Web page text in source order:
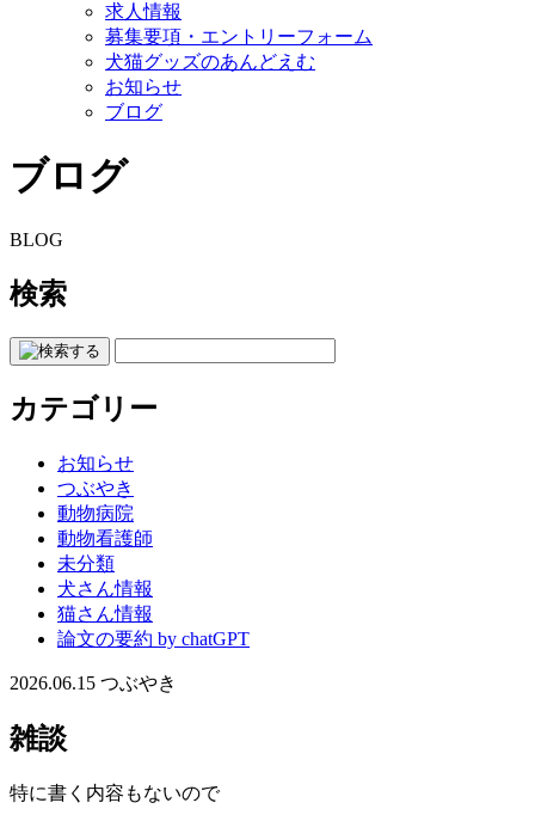
求人情報
募集要項・エントリーフォーム
犬猫グッズのあんどえむ
お知らせ
ブログ
ブログ
BLOG
検索
カテゴリー
お知らせ
つぶやき
動物病院
動物看護師
未分類
犬さん情報
猫さん情報
論文の要約 by chatGPT
2026.06.15 つぶやき
雑談
特に書く内容もないので